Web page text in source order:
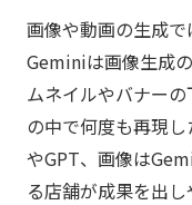
画像や動画の生成で
Geminiは画像生成
ムネイルやバナー
の中で何度も再現
やGPT、画像は
る店舗が成果を出